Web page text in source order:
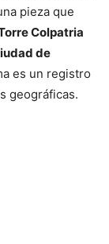
pieza que
Colpatria
de
es un registro
geográficas.